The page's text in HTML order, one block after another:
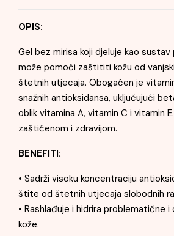
OPIS:
Gel bez mirisa koji djeluje kao
može pomoći zaštititi kožu od
štetnih utjecaja. Obogaćen je
snažnih antioksidansa, uključujući
oblik vitamina A, vitamin C i vitamin
zaštićenom i zdravijom.
BENEFITI:
• Sadrži visoku koncentraciju
štite od štetnih utjecaja slobodnih
• Rashlađuje i hidrira problematične
kože.